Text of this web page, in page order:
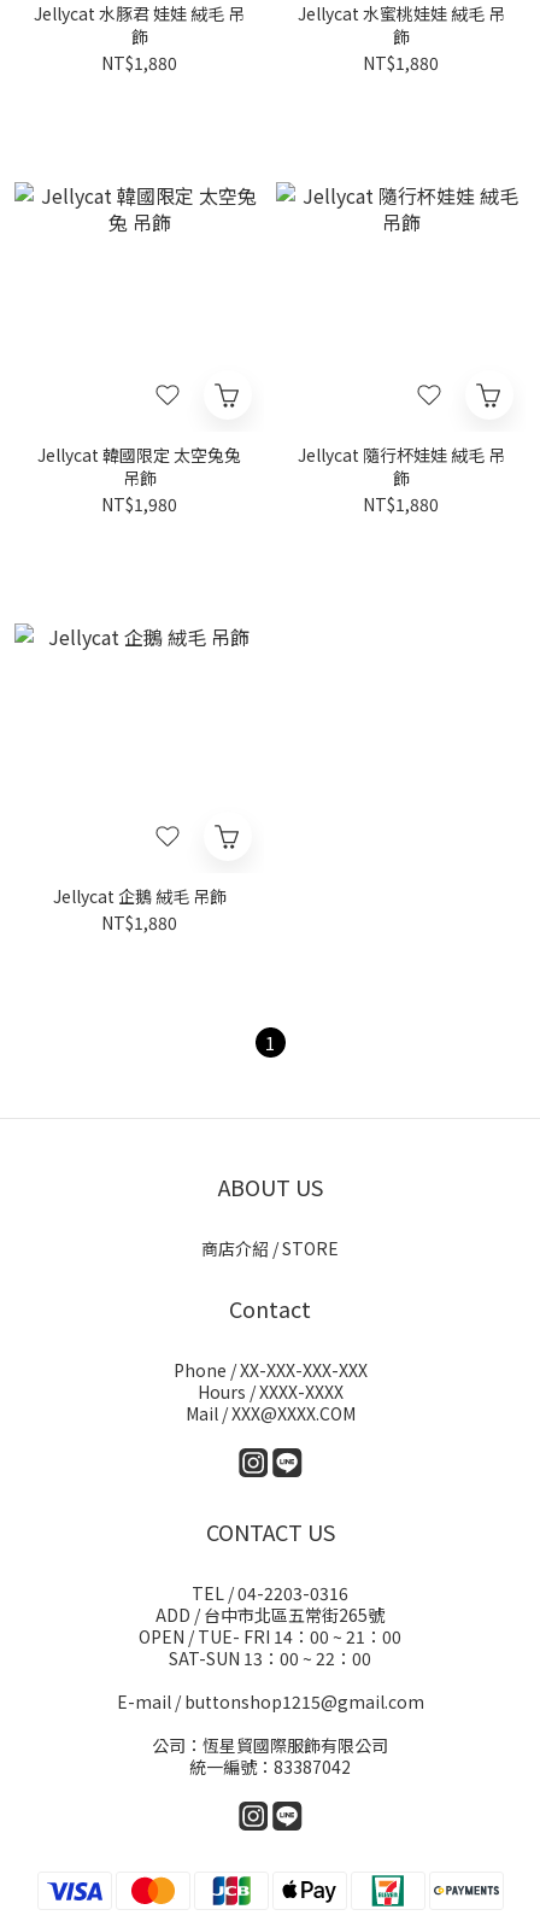
Jellycat 水豚君 娃娃 絨毛 吊
飾
NT$1,880
Jellycat 水蜜桃娃娃 絨毛 吊
飾
NT$1,880
Jellycat 韓國限定 太空兔兔
吊飾
NT$1,980
Jellycat 隨行杯娃娃 絨毛 吊
飾
NT$1,880
Jellycat 企鵝 絨毛 吊飾
NT$1,880
1
ABOUT US
商店介紹 / STORE
Contact
Phone / XX-XXX-XXX-XXX
Hours / XXXX-XXXX
Mail / XXX@XXXX.COM
CONTACT US
TEL / 04-2203-0316
ADD / 台中市北區五常街265號
OPEN / TUE- FRI 14：00 ~ 21：00
SAT-SUN 13：00 ~ 22：00
E-mail / buttonshop1215@gmail.com
公司：恆星貿國際服飾有限公司
統一編號：83387042